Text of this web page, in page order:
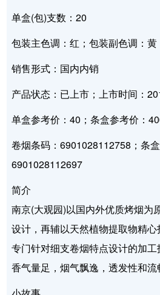
单盒(包)支数：20
包装主色调：红；包装副色调：黄
销售形式：国内内销
产品状态：已上市；上市时间：
单盒参考价：40；条盒参考价：
卷烟条码：6901028112758；条盒
6901028112697
简介
南京(大观园)以国内外优质烤烟为
设计，再辅以天然植物提取物精
专门针对细支卷烟特点设计的加工
香气量足，烟气飘逸，透发性和流